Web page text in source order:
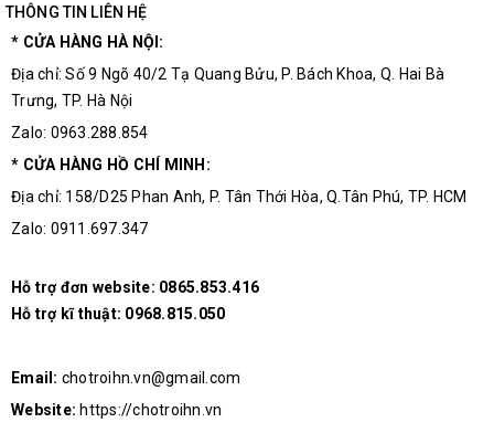
THÔNG TIN LIÊN HỆ
* CỬA HÀNG HÀ NỘI:
Địa chỉ: Số 9 Ngõ 40/2 Tạ Quang Bửu, P. Bách Khoa, Q. Hai Bà
Trưng, TP. Hà Nội
Zalo: 0963.288.854
* CỬA HÀNG HỒ CHÍ MINH:
Địa chỉ: 158/D25 Phan Anh, P. Tân Thới Hòa, Q.Tân Phú, TP. HCM
Zalo: 0911.697.347
Hỗ trợ đơn website: 0865.853.416
Hỗ trợ kĩ thuật: 0968.815.050
Email: chotroihn.vn@gmail.com
Website: https://chotroihn.vn